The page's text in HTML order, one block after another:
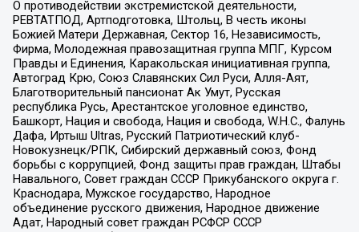
О противодействии экстремистской деятельности,
РЕВТАТПОД, Артподготовка, Штольц, В честь иконы
Божией Матери Державная, Сектор 16, Независимость,
Фирма, Молодежная правозащитная группа МПГ, Курсом
Правды и Единения, Каракольская инициативная группа,
Автоград Крю, Союз Славянских Сил Руси, Алля-Аят,
Благотворительный пансионат Ак Умут, Русская
республика Русь, Арестантское уголовное единство,
Башкорт, Нация и свобода, Нация и свобода, W.H.С., Фалунь
Дафа, Иртыш Ultras, Русский Патриотический клуб-
Новокузнецк/РПК, Сибирский державный союз, Фонд
борьбы с коррупцией, Фонд защиты прав граждан, Штабы
Навального, Совет граждан СССР Прикубанского округа г.
Краснодара, Мужское государство, Народное
объединение русского движения, Народное движение
Адат, Народный совет граждан РСФСР СССР